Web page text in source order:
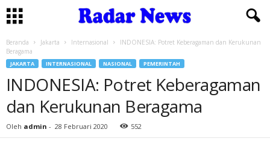
Beranda Jakarta Internasional
INDONESIA: Potret Keberagaman dan Kerukunan
Beragama
JAKARTA INTERNASIONAL NASIONAL PEMERINTAH
INDONESIA: Potret Keberagaman
dan Kerukunan Beragama
Oleh admin - 28 Februari 2020 552